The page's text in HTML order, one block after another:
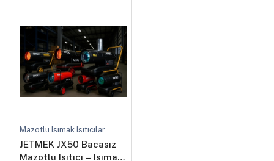
Mazotlu Isımak Isıtıcılar
JETMEK JX50 Bacasız
Mazotlu Isıtıcı – Isımak